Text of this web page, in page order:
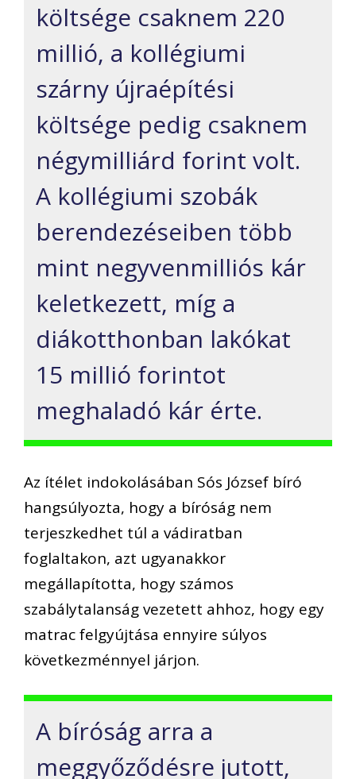
költsége csaknem 220
millió, a kollégiumi
szárny újraépítési
költsége pedig csaknem
négymilliárd forint volt.
A kollégiumi szobák
berendezéseiben több
mint negyvenmilliós kár
keletkezett, míg a
diákotthonban lakókat
15 millió forintot
meghaladó kár érte.
Az ítélet indokolásában Sós József bíró
hangsúlyozta, hogy a bíróság nem
terjeszkedhet túl a vádiratban
foglaltakon, azt ugyanakkor
megállapította, hogy számos
szabálytalanság vezetett ahhoz, hogy egy
matrac felgyújtása ennyire súlyos
következménnyel járjon.
A bíróság arra a
meggyőződésre jutott,